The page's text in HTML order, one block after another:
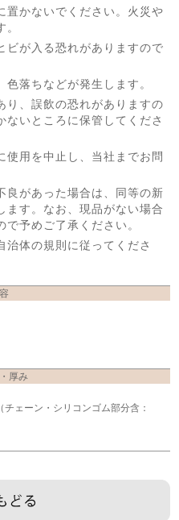
置かないでください。火災や
ビが入る恐れがありますので
落ちなどが発生します。
り、誤飲の恐れがありますの
いところに保管してくださ
使用を中止し、当社までお問
良があった場合は、同等の新
ます。なお、現品がない場合
予めご了承ください。
体の規則に従ってくださ
厚み
ェーン・シリコンゴム部分含：